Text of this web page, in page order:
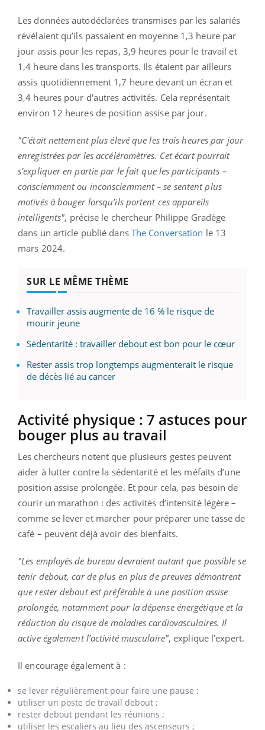
Les données autodéclarées transmises par les salariés
révélaient qu’ils passaient en moyenne 1,3 heure par
jour assis pour les repas, 3,9 heures pour le travail et
1,4 heure dans les transports. Ils étaient par ailleurs
assis quotidiennement 1,7 heure devant un écran et
3,4 heures pour d'autres activités. Cela représentait
environ 12 heures de position assise par jour.
"C'était nettement plus élevé que les trois heures par jour
enregistrées par les accéléromètres. Cet écart pourrait
s’expliquer en partie par le fait que les participants –
consciemment ou inconsciemment – ​​se sentent plus
motivés à bouger lorsqu’ils portent ces appareils
intelligents", précise le chercheur Philippe Gradège
dans un article publié dans The Conversation le 13
mars 2024.
SUR LE MÊME THÈME
Travailler assis augmente de 16 % le risque de
mourir jeune
Sédentarité : travailler debout est bon pour le cœur
Rester assis trop longtemps augmenterait le risque
de décès lié au cancer
Activité physique : 7 astuces pour
bouger plus au travail
Les chercheurs notent que plusieurs gestes peuvent
aider à lutter contre la sédentarité et les méfaits d’une
position assise prolongée. Et pour cela, pas besoin de
courir un marathon : des activités d’intensité légère –
comme se lever et marcher pour préparer une tasse de
café – peuvent déjà avoir des bienfaits.
"Les employés de bureau devraient autant que possible se
tenir debout, car de plus en plus de preuves démontrent
que rester debout est préférable à une position assise
prolongée, notamment pour la dépense énergétique et la
réduction du risque de maladies cardiovasculaires. Il
active également l’activité musculaire", explique l’expert.
Il encourage également à :
se lever régulièrement pour faire une pause ;
utiliser un poste de travail debout ;
rester debout pendant les réunions ;
utiliser les escaliers au lieu des ascenseurs ;